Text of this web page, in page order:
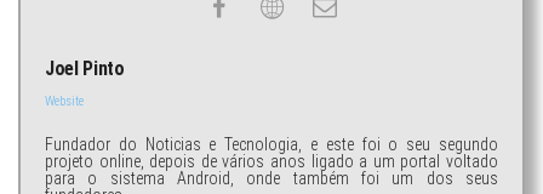
Joel Pinto
Website
Fundador do Noticias e Tecnologia, e este foi o seu segundo
projeto online, depois de vários anos ligado a um portal voltado
para o sistema Android, onde também foi um dos seus